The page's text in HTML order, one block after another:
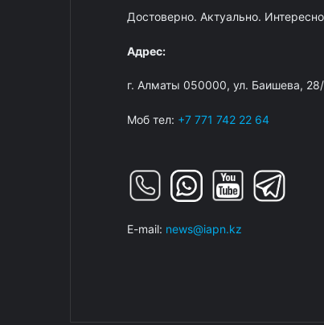
Достоверно. Актуально. Интересно
Адрес:
г. Алматы 050000, ул. Баишева,
Моб тел: +7 771 742 22 64
E-mail: news@iapn.kz